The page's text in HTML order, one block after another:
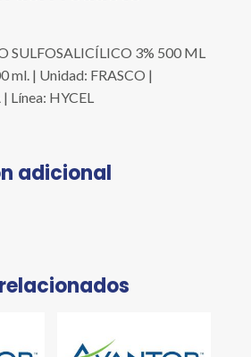
SULFOSALICÍLICO 3% 500 ML
ml. | Unidad: FRASCO |
Línea: HYCEL
adicional